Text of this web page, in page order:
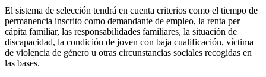
El sistema de selección tendrá en cuenta criterios como el tiempo de
permanencia inscrito como demandante de empleo, la renta per
cápita familiar, las responsabilidades familiares, la situación de
discapacidad, la condición de joven con baja cualificación, víctima
de violencia de género u otras circunstancias sociales recogidas en
las bases.